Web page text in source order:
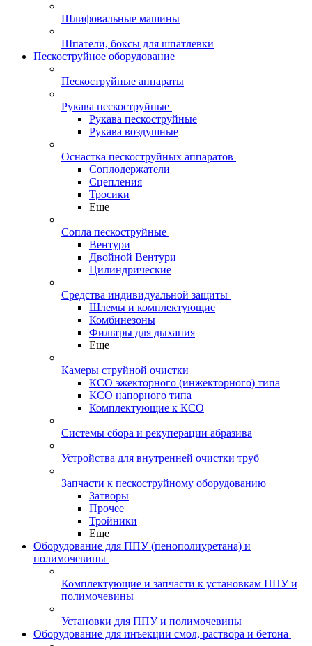
Шлифовальные машины
Шпатели, боксы для шпатлевки
Пескоструйное оборудование
Пескоструйные аппараты
Рукава пескоструйные
Рукава пескоструйные
Рукава воздушные
Оснастка пескоструйных аппаратов
Соплодержатели
Сцепления
Тросики
Еще
Сопла пескоструйные
Вентури
Двойной Вентури
Цилиндрические
Средства индивидуальной защиты
Шлемы и комплектующие
Комбинезоны
Фильтры для дыхания
Еще
Камеры струйной очистки
КСО эжекторного (инжекторного) типа
КСО напорного типа
Комплектующие к КСО
Системы сбора и рекуперации абразива
Устройства для внутренней очистки труб
Запчасти к пескоструйному оборудованию
Затворы
Прочее
Тройники
Еще
Оборудование для ППУ (пенополиуретана) и
полимочевины
Комплектующие и запчасти к установкам ППУ и
полимочевины
Установки для ППУ и полимочевины
Оборудование для инъекции смол, раствора и бетона